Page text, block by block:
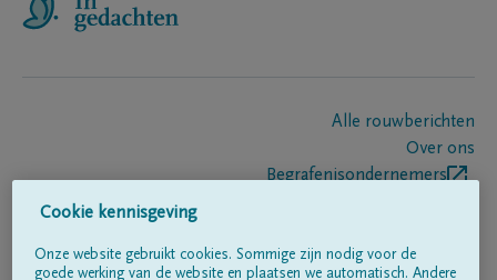
Alle rouwberichten
Over ons
Begrafenisondernemers
Cookie kennisgeving
Onze website gebruikt cookies. Sommige zijn nodig voor de
goede werking van de website en plaatsen we automatisch. Andere